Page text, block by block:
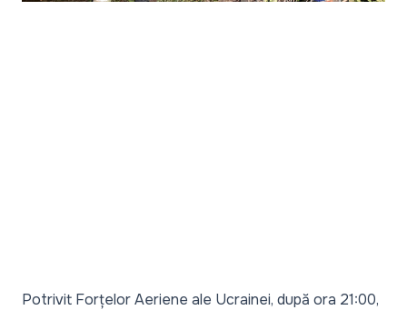
Potrivit Forțelor Aeriene ale Ucrainei, după ora 21:00,